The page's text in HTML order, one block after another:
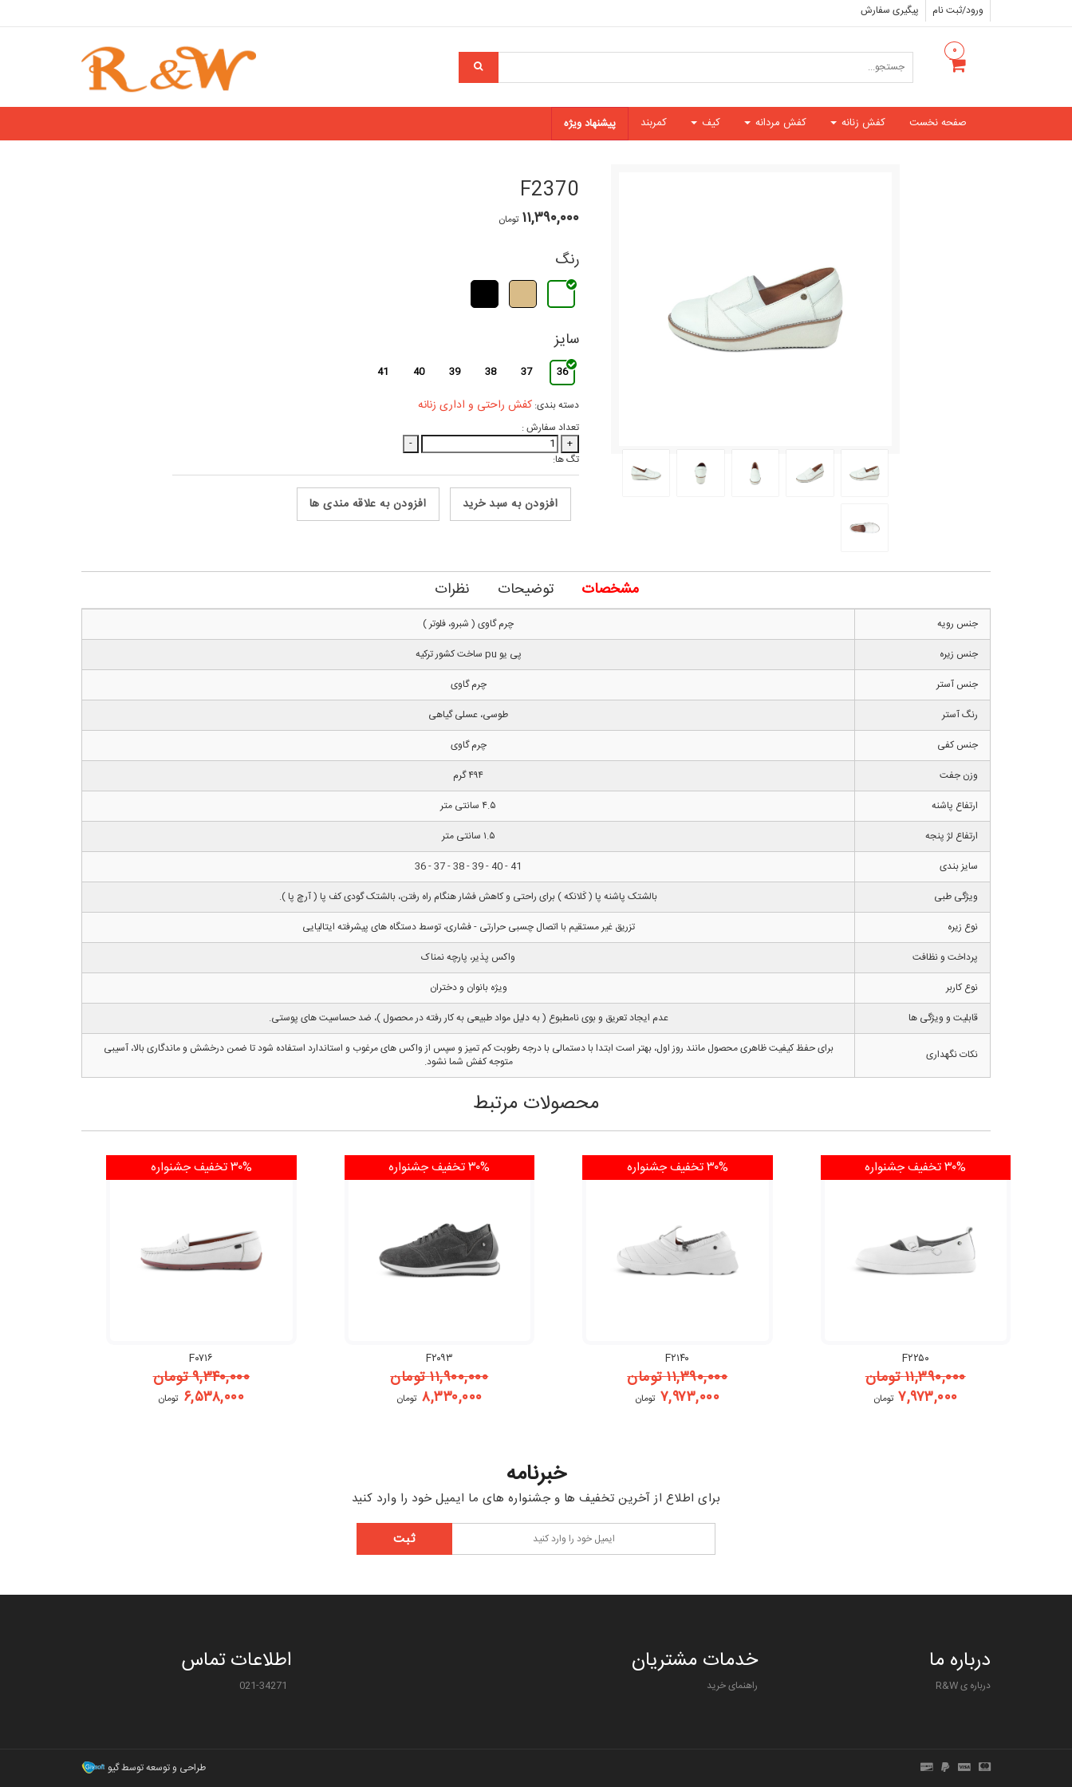
ورود/ثبت نام پیگیری سفارش
۰
صفحه نخست کفش زنانه کفش مردانه کیف کمربند پیشنهاد ویژه
F2370
۱۱,۳۹۰,۰۰۰ تومان
رنگ
سایز
36
37
38
39
40
41
دسته بندی:کفش راحتی و اداری زنانه
تعداد سفارش :
+
-
تگ ها:
افزودن به سبد خرید افزودن به علاقه مندی ها
مشخصات توضیحات نظرات
جنس رویه
چرم گاوی ( شبرو، فلوتر )
جنس زیره
پی یو pu ساخت کشور ترکیه
جنس آستر
چرم گاوی
رنگ آستر
طوسی، عسلی گیاهی
جنس کفی
چرم گاوی
وزن جفت
۴۹۴ گرم
ارتفاع پاشنه
۴.۵ سانتی متر
ارتفاع لژ پنجه
۱.۵ سانتی متر
سایز بندی
41 - 40 - 39 - 38 - 37 - 36
ویژگی طبی
بالشتک پاشنه پا ( کَلانکه ) برای راحتی و کاهش فشار هنگام راه رفتن، بالشتک گودی کف پا ( آرچ پا ).
نوع زیره
تزریق غیر مستقیم با اتصال چسبی حرارتی - فشاری، توسط دستگاه های پیشرفته ایتالیایی
پرداخت و نظافت
واکس پذیر، پارچه نمناک
نوع کاربر
ویژه بانوان و دختران
قابلیت و ویژگی ها
عدم ایجاد تعریق و بوی نامطبوع ( به دلیل مواد طبیعی به کار رفته در محصول )، ضد حساسیت های پوستی.
نکات نگهداری
برای حفظ کیفیت ظاهری محصول مانند روز اول، بهتر است ابتدا با دستمالی با درجه رطوبت کم تمیز و سپس از واکس های مرغوب و استاندارد استفاده شود تا ضمن درخشش و ماندگاری بالا، آسیبی
متوجه کفش شما نشود.
محصولات مرتبط
F۲۲۵۰
۱۱,۳۹۰,۰۰۰تومان
۷,۹۷۳,۰۰۰ تومان
۳۰% تخفیف جشنواره
F۲۱۴۰
۱۱,۳۹۰,۰۰۰تومان
۷,۹۷۳,۰۰۰ تومان
۳۰% تخفیف جشنواره
F۲۰۹۳
۱۱,۹۰۰,۰۰۰تومان
۸,۳۳۰,۰۰۰ تومان
۳۰% تخفیف جشنواره
F۰۷۱۶
۹,۳۴۰,۰۰۰تومان
۶,۵۳۸,۰۰۰ تومان
۳۰% تخفیف جشنواره
خبرنامه
برای اطلاع از آخرین تخفیف ها و جشنواره های ما ایمیل خود را وارد کنید
درباره ما
درباره ی R&W
خدمات مشتریان
راهنمای خرید
اطلاعات تماس
021-34271
طراحی و توسعه توسط گیو